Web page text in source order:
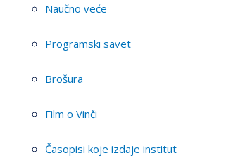
Naučno veće
Programski savet
Brošura
Film o Vinči
Časopisi koje izdaje institut